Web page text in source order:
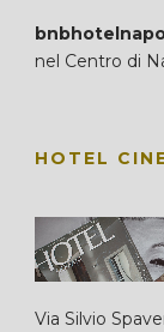
nel Centro di
HOTEL
Via Silvio